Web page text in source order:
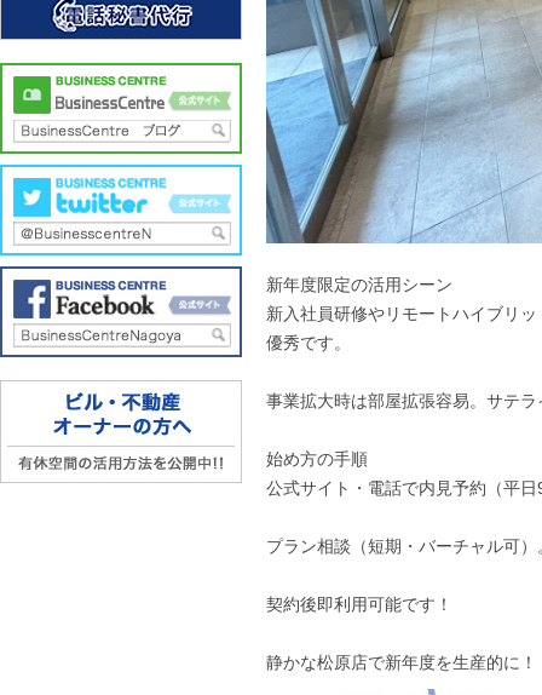
新年度限定の活用シーン
新入社員研修やリモートハイブリ
優秀です。
事業拡大時は部屋拡張容易。サテ
始め方の手順
公式サイト・電話で内見予約（平
プラン相談（短期・バーチャル可）
契約後即利用可能です！
静かな松原店で新年度を生産的に！